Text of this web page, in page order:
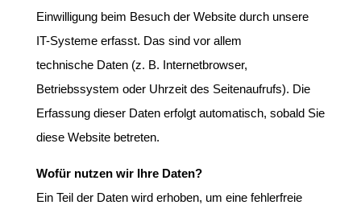
Einwilligung beim Besuch der Website durch unsere
IT-Systeme erfasst. Das sind vor allem
technische Daten (z. B. Internetbrowser,
Betriebssystem oder Uhrzeit des Seitenaufrufs). Die
Erfassung dieser Daten erfolgt automatisch, sobald Sie
diese Website betreten.
Wofür nutzen wir Ihre Daten?
Ein Teil der Daten wird erhoben, um eine fehlerfreie